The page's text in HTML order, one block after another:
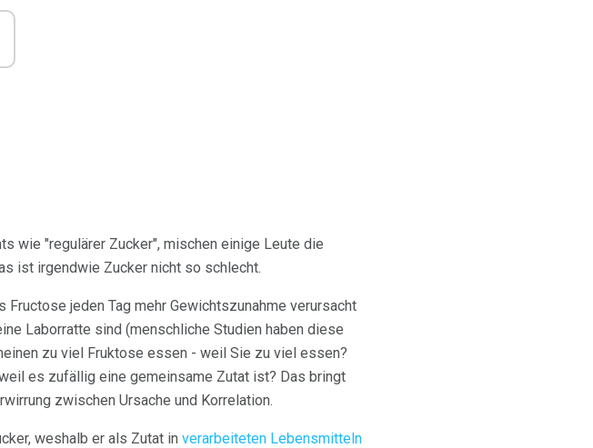
wie "regulärer Zucker", mischen einige Leute die
ist irgendwie Zucker nicht so schlecht.
jeden Tag mehr Gewichtszunahme verursacht
Laborratte sind (menschliche Studien haben diese
zu viel Fruktose essen - weil Sie zu viel essen?
es zufällig eine gemeinsame Zutat ist? Das bringt
zwischen Ursache und Korrelation.
weshalb er als Zutat in verarbeiteten Lebensmitteln